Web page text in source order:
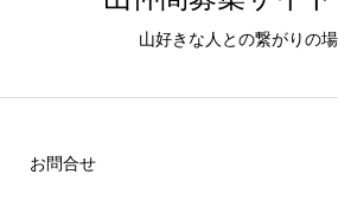
山好きな人との繋がりの
お問合せ